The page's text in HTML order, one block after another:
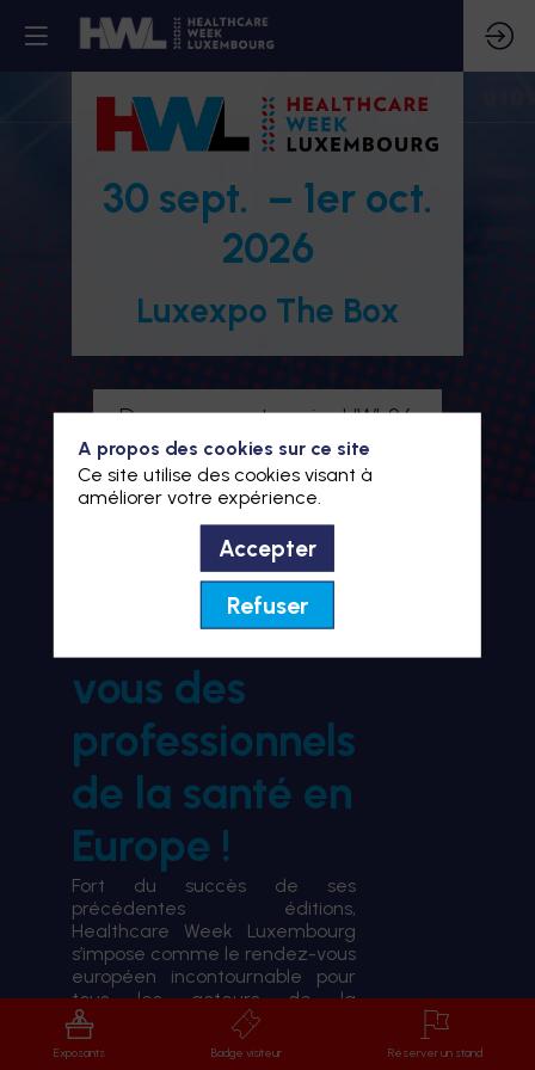
30 sept. – 1er oct.
2026
Luxexpo The Box
Devenez partenaire HWL26
Je m'inscris à HWL26
BIENVENUE À HWL26
le rendez-
vous des
professionnels
de la santé en
Europe !
Fort du succès de ses
précédentes éditions,
Healthcare Week Luxembourg
s’impose comme le rendez-vous
européen incontournable pour
tous les acteurs de la
transformation du système de
santé.
Exposants Badge visiteur Réserver un stand
A propos des cookies sur ce site
Ce site utilise des cookies visant à
améliorer votre expérience.
Accepter
Refuser